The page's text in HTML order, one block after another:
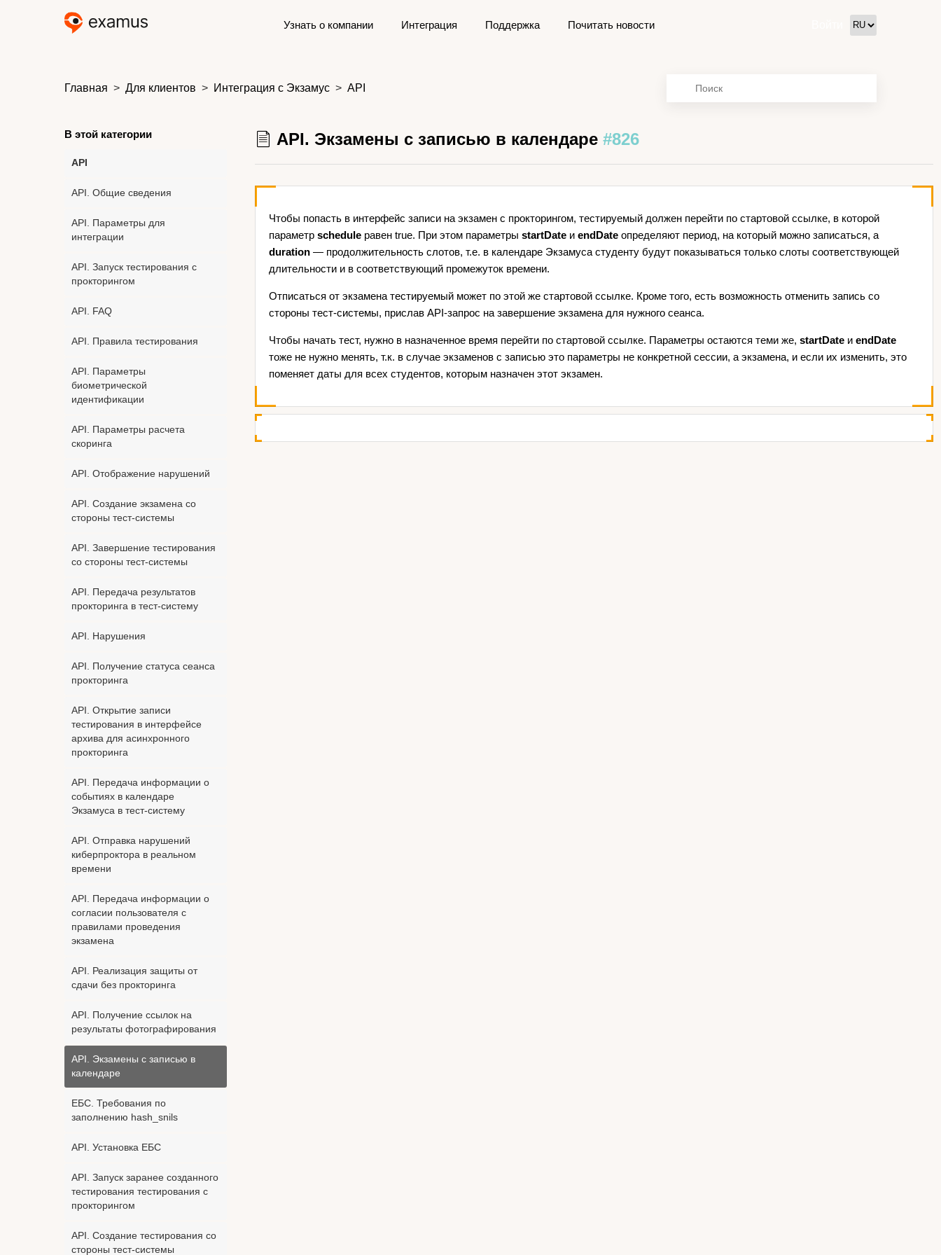
Узнать о компании Интеграция Поддержка Почитать новости
Главная Для клиентов Интеграция с Экзамус API
В этой категории
API
API. Общие сведения
API. Параметры для
интеграции
API. Запуск тестирования с
прокторингом
API. FAQ
API. Правила тестирования
API. Параметры
биометрической
идентификации
API. Параметры расчета
скоринга
API. Отображение нарушений
API. Создание экзамена со
стороны тест-системы
API. Завершение тестирования
со стороны тест-системы
API. Передача результатов
прокторинга в тест-систему
API. Нарушения
API. Получение статуса сеанса
прокторинга
API. Открытие записи
тестирования в интерфейсе
архива для асинхронного
прокторинга
API. Передача информации о
событиях в календаре
Экзамуса в тест-систему
API. Отправка нарушений
киберпроктора в реальном
времени
API. Передача информации о
согласии пользователя с
правилами проведения
экзамена
API. Реализация защиты от
сдачи без прокторинга
API. Получение ссылок на
результаты фотографирования
API. Экзамены с записью в
календаре
ЕБС. Требования по
заполнению hash_snils
API. Установка ЕБС
API. Запуск заранее созданного
тестирования тестирования с
прокторингом
API. Создание тестирования со
стороны тест-системы
API. Экзамены с записью в календаре #826
Чтобы попасть в интерфейс записи на экзамен с прокторингом, тестируемый должен перейти по стартовой ссылке, в которой
параметр schedule равен true. При этом параметры startDate и endDate определяют период, на который можно записаться, а
duration — продолжительность слотов, т.е. в календаре Экзамуса студенту будут показываться только слоты соответствующей
длительности и в соответствующий промежуток времени.
Отписаться от экзамена тестируемый может по этой же стартовой ссылке. Кроме того, есть возможность отменить запись со
стороны тест-системы, прислав API-запрос на завершение экзамена для нужного сеанса.
Чтобы начать тест, нужно в назначенное время перейти по стартовой ссылке. Параметры остаются теми же, startDate и endDate
тоже не нужно менять, т.к. в случае экзаменов с записью это параметры не конкретной сессии, а экзамена, и если их изменить, это
поменяет даты для всех студентов, которым назначен этот экзамен.